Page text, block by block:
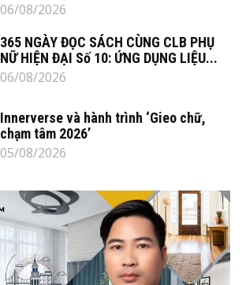
06/08/2026
365 NGÀY ĐỌC SÁCH CÙNG CLB PHỤ
NỮ HIỆN ĐẠI Số 10: ỨNG DỤNG LIỆU...
06/08/2026
Innerverse và hành trình ‘Gieo chữ,
chạm tâm 2026’
05/08/2026